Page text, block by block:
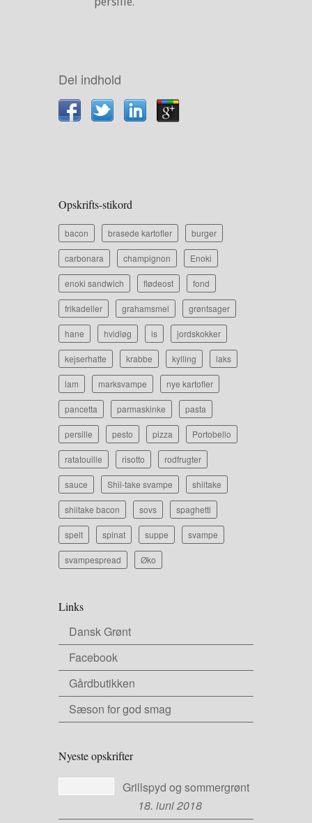
Del indhold
Opskrifts-stikord
bacon brasede kartofler burger
carbonara champignon Enoki
enoki sandwich flødeost fond
frikadeller grahamsmel grøntsager
hane hvidløg is jordskokker
kejserhatte krabbe kylling laks
lam marksvampe nye kartofler
pancetta parmaskinke pasta
persille pesto pizza Portobello
ratatouille risotto rodfrugter
sauce Shii-take svampe shiitake
shiitake bacon sovs spaghetti
spelt spinat suppe svampe
svampespread Øko
Links
Dansk Grønt
Facebook
Gårdbutikken
Sæson for god smag
Nyeste opskrifter
Grillspyd og sommergrønt
18. juni 2018